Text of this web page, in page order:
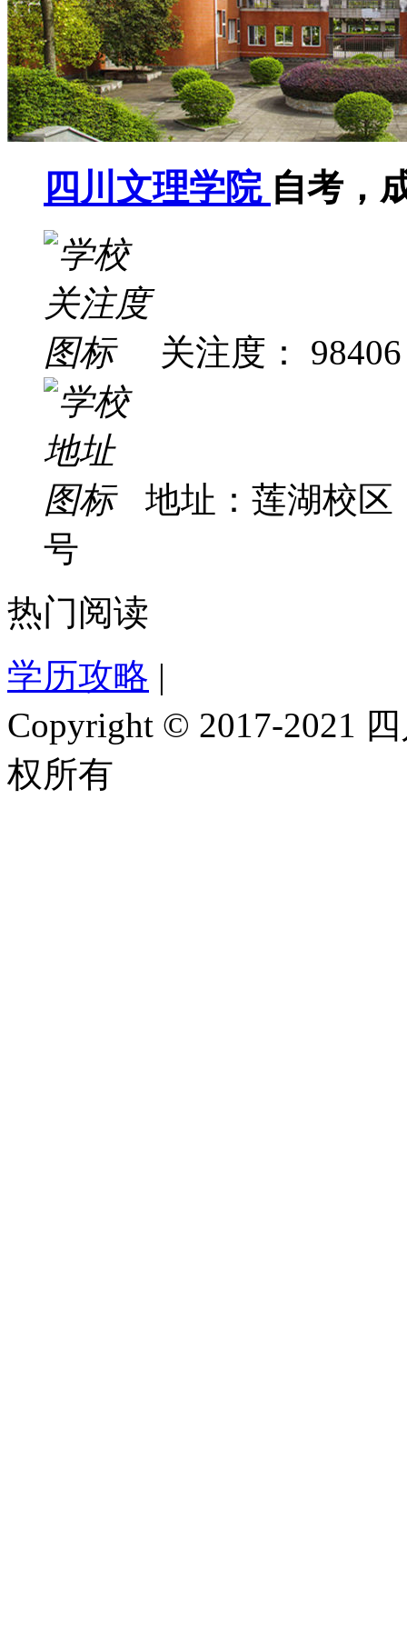
四川文理学院 自考，
关注度： 98406
地址：莲湖校区
号
热门阅读
学历攻略 |
Copyright © 2017-2021
权所有